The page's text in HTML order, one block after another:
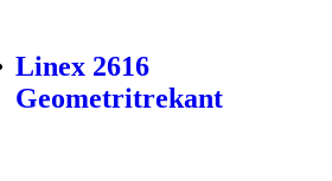
Linex 2616
Geometritrekant